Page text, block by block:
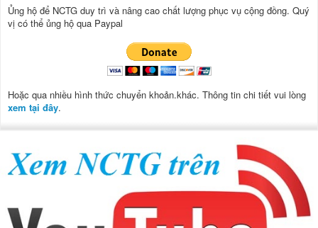
Ủng hộ để NCTG duy trì và nâng cao chất lượng phục vụ cộng đồng. Quý
vị có thể ủng hộ qua Paypal
Hoặc qua nhiều hình thức chuyển khoản.khác. Thông tin chi tiết vui lòng
xem tại đây.